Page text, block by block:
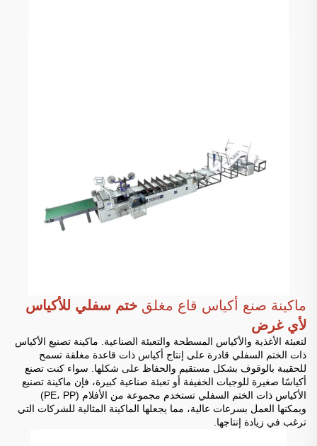
ماكينة صنع أكياس قاع مغلق ختم سفلي للأكياس
لأي غرض
لتعبئة الأغذية والأكياس المسطحة والتعبئة الصناعية. ماكينة تصنيع الأكياس
ذات الختم السفلي قادرة على إنتاج أكياس ذات قاعدة مغلقة تسمح
للحقيبة بالوقوف بشكل مستقيم والحفاظ على شكلها. سواء كنت تصنع
أكياسًا صغيرة للوجبات الخفيفة أو تعبئة صناعية كبيرة، فإن ماكينة تصنيع
الأكياس ذات الختم السفلي تستخدم مجموعة من الأفلام (PE، PP)
ويمكنها العمل بسرعات عالية، مما يجعلها الماكينة المثالية للشركات التي
ترغب في زيادة إنتاجها.